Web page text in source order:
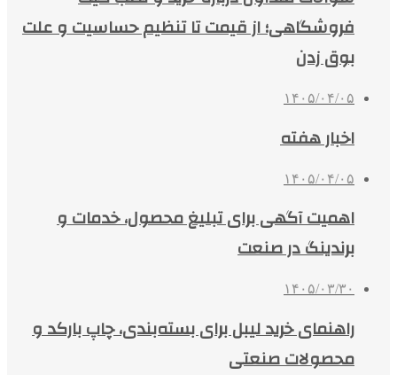
فروشگاهی؛ از قیمت تا تنظیم حساسیت و علت
بوق زدن
۱۴۰۵/۰۴/۰۵
اخبار هفته
۱۴۰۵/۰۴/۰۵
اهمیت آگهی برای تبلیغ محصول، خدمات و
برندینگ در صنعت
۱۴۰۵/۰۳/۳۰
راهنمای خرید لیبل برای بسته‌بندی، چاپ بارکد و
محصولات صنعتی